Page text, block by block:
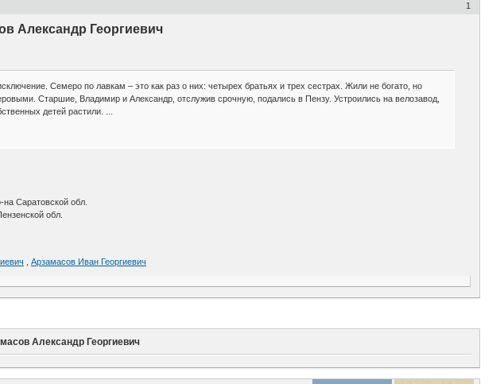
1
Александр Георгиевич
Семеро по лавкам – это как раз о них: четырех братьях и трех сестрах. Жили не богато, но
Старшие, Владимир и Александр, отслужив срочную, подались в Пензу. Устроились на велозавод,
детей растили. ...
Саратовской обл.
обл.
,Арзамасов Иван Георгиевич
Александр Георгиевич